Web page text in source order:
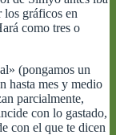
los gráficos en
como tres o
(pongamos un
hasta mes y medio
parcialmente,
con lo gastado,
con el que te dicen